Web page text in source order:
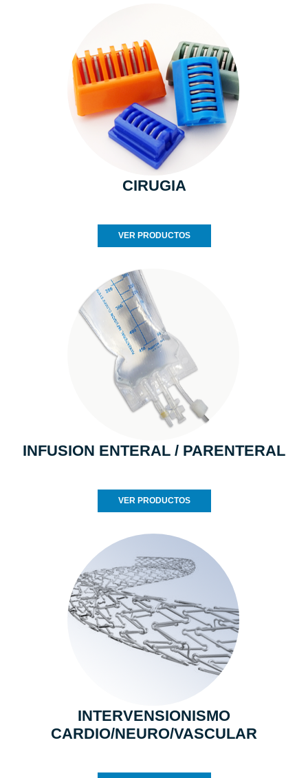
CIRUGIA
VER PRODUCTOS
INFUSION ENTERAL / PARENTERAL
VER PRODUCTOS
INTERVENSIONISMO
CARDIO/NEURO/VASCULAR